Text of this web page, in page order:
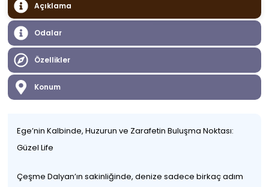
Açıklama
Odalar
Özellikler
Konum
Ege’nin Kalbinde, Huzurun ve Zarafetin Buluşma Noktası:
Güzel Life
Çeşme Dalyan’ın sakinliğinde, denize sadece birkaç adım